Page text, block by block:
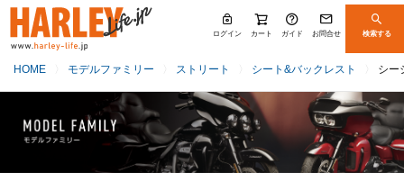
ログイン カート ガイド お問合せ 検索する
HOME モデルファミリー ストリート シート&バックレスト シー